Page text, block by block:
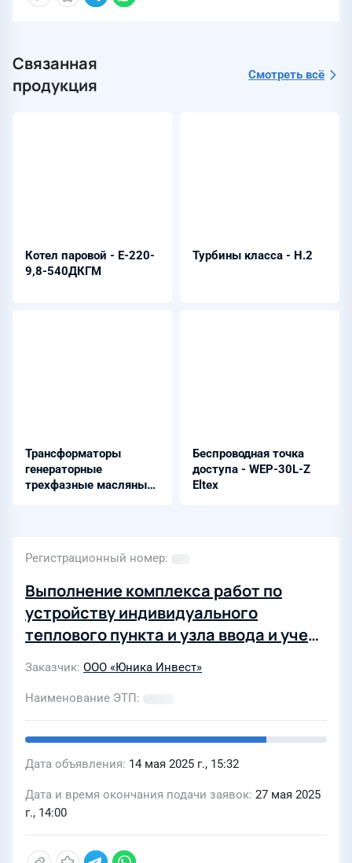
Связанная
продукция
Смотреть всё
Котел паровой - Е-220-
9,8-540ДКГМ
Турбины класса - Н.2
Трансформаторы
генераторные
трехфазные масляные
Беспроводная точка
доступа - WEP-30L-Z
Eltex
Регистрационный номер
Выполнение комплекса работ по
устройству индивидуального
теплового пункта и узла ввода и учета
Новгород (2-я очередь)
Заказчик ООО «Юника Инвест»
Наименование ЭТП
Дата объявления 14 мая 2025 г., 15:32
Дата и время окончания подачи заявок 27 мая 2025
г., 14:00